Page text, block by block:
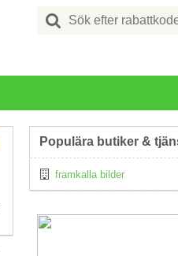
Search
for:
Populära butiker &
framkalla bilder